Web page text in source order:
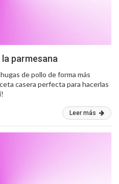
parmesana
de pollo de forma más
casera perfecta para hacerlas
Leer más